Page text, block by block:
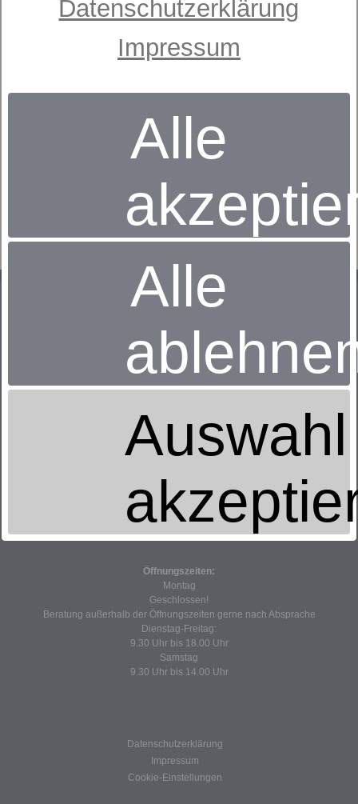
dormabell Uni-Satin
UVPab 49,95 €
Gebr. Barghoorn GmbH
das Betten + Wäschehaus
26721 Emden
04921-20535
EMail schreiben
Öffnungszeiten:
Montag
Geschlossen!
Beratung außerhalb der Öffnungszeiten gerne nach Absprache
Dienstag-Freitag:
9.30 Uhr bis 18.00 Uhr
Samstag
9.30 Uhr bis 14.00 Uhr
Datenschutzerklärung
Impressum
Cookie-Einstellungen
Datenschutzerklärung
Impressum
Alle
Alle
Auswahl